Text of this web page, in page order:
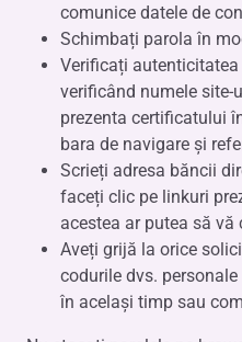
comunice datele de
Schimbați parola în
Verificați
verificând numele site-
prezenta certificatului
bara de navigare și
Scrieți adresa băncii
faceți clic pe linkuri
acestea ar putea să
Aveți grijă la orice
codurile dvs.
în același timp sau